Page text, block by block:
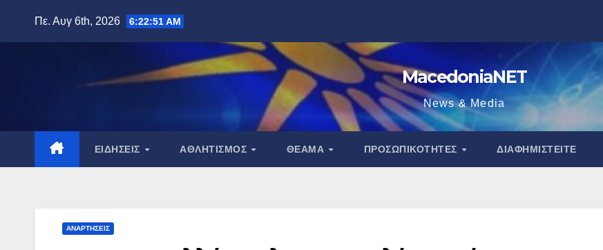
Πε. Αυγ 6th, 2026 6:22:52 AM
MacedoniaNET
News & Media
ΕΙΔΉΣΕΙΣ ΑΘΛΗΤΙΣΜΌΣ ΘΈΑΜΑ ΠΡΟΣΩΠΙΚΌΤΗΤΕΣ ΔΙΑΦΗΜΙΣΤΕΊΤΕ
ΑΝΑΡΤΉΣΕΙΣ